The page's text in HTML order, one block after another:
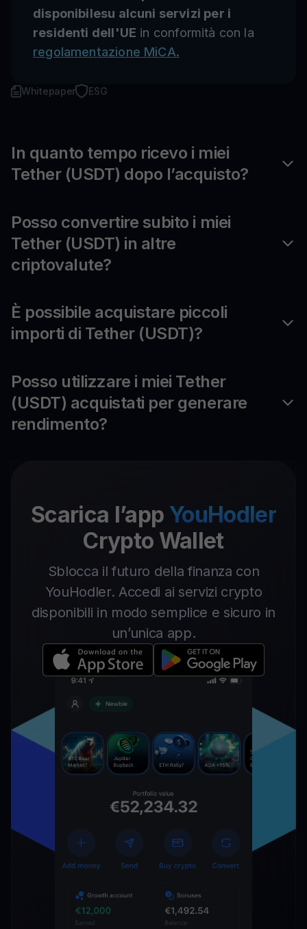
disponibilesu alcuni servizi per i
residenti dell'UE in conformità con la
regolamentazione MiCA.
Whitepaper ESG
In quanto tempo ricevo i miei
Tether (USDT) dopo l’acquisto?
Posso convertire subito i miei
Tether (USDT) in altre
criptovalute?
È possibile acquistare piccoli
importi di Tether (USDT)?
Posso utilizzare i miei Tether
(USDT) acquistati per generare
rendimento?
Scarica l’app YouHodler
Crypto Wallet
Sblocca il futuro della finanza con
YouHodler. Accedi ai servizi crypto
disponibili in modo semplice e sicuro in
un’unica app.